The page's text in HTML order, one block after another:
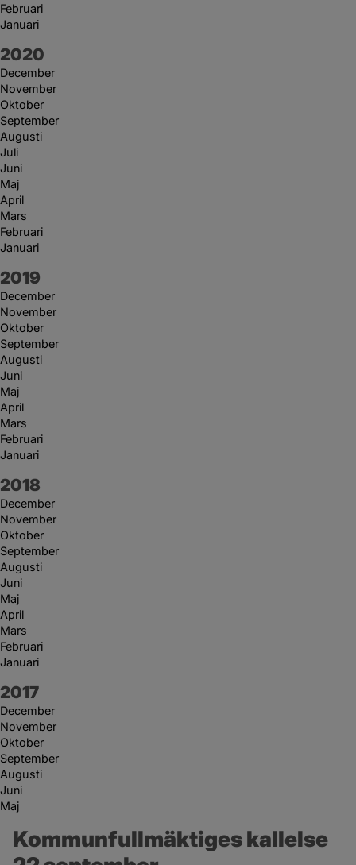
Februari
Januari
År:
2020
December
November
Oktober
September
Augusti
Juli
Juni
Maj
April
Mars
Februari
Januari
År:
2019
December
November
Oktober
September
Augusti
Juni
Maj
April
Mars
Februari
Januari
År:
2018
December
November
Oktober
September
Augusti
Juni
Maj
April
Mars
Februari
Januari
År:
2017
December
November
Oktober
September
Augusti
Juni
Maj
Kommunfullmäktiges kallelse